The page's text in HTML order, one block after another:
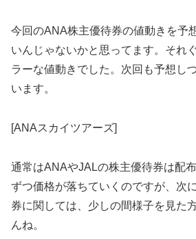
今回のANA株主優待券の値動きを予
いんじゃないかと思ってます。それ
ラーな値動きでした。次回も予想し
います。
[ANAスカイツアーズ]
通常はANAやJALの株主優待券は配
ずつ価格が落ちていくのですが、次
券に関しては、少しの間様子を見た
んね。